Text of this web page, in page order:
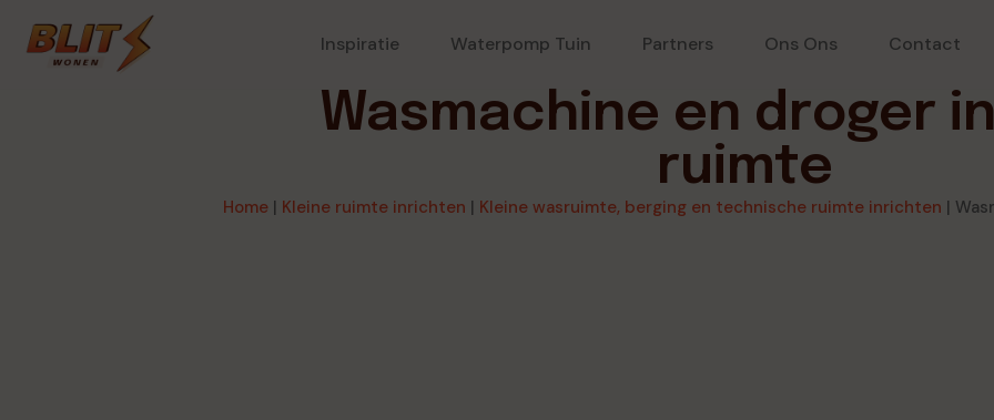
Inspiratie Waterpomp Tuin Partners Ons Ons Contact
Wasmachine en droger
ruimte
Home | Kleine ruimte inrichten | Kleine wasruimte, berging en technische ruimte inrichten |